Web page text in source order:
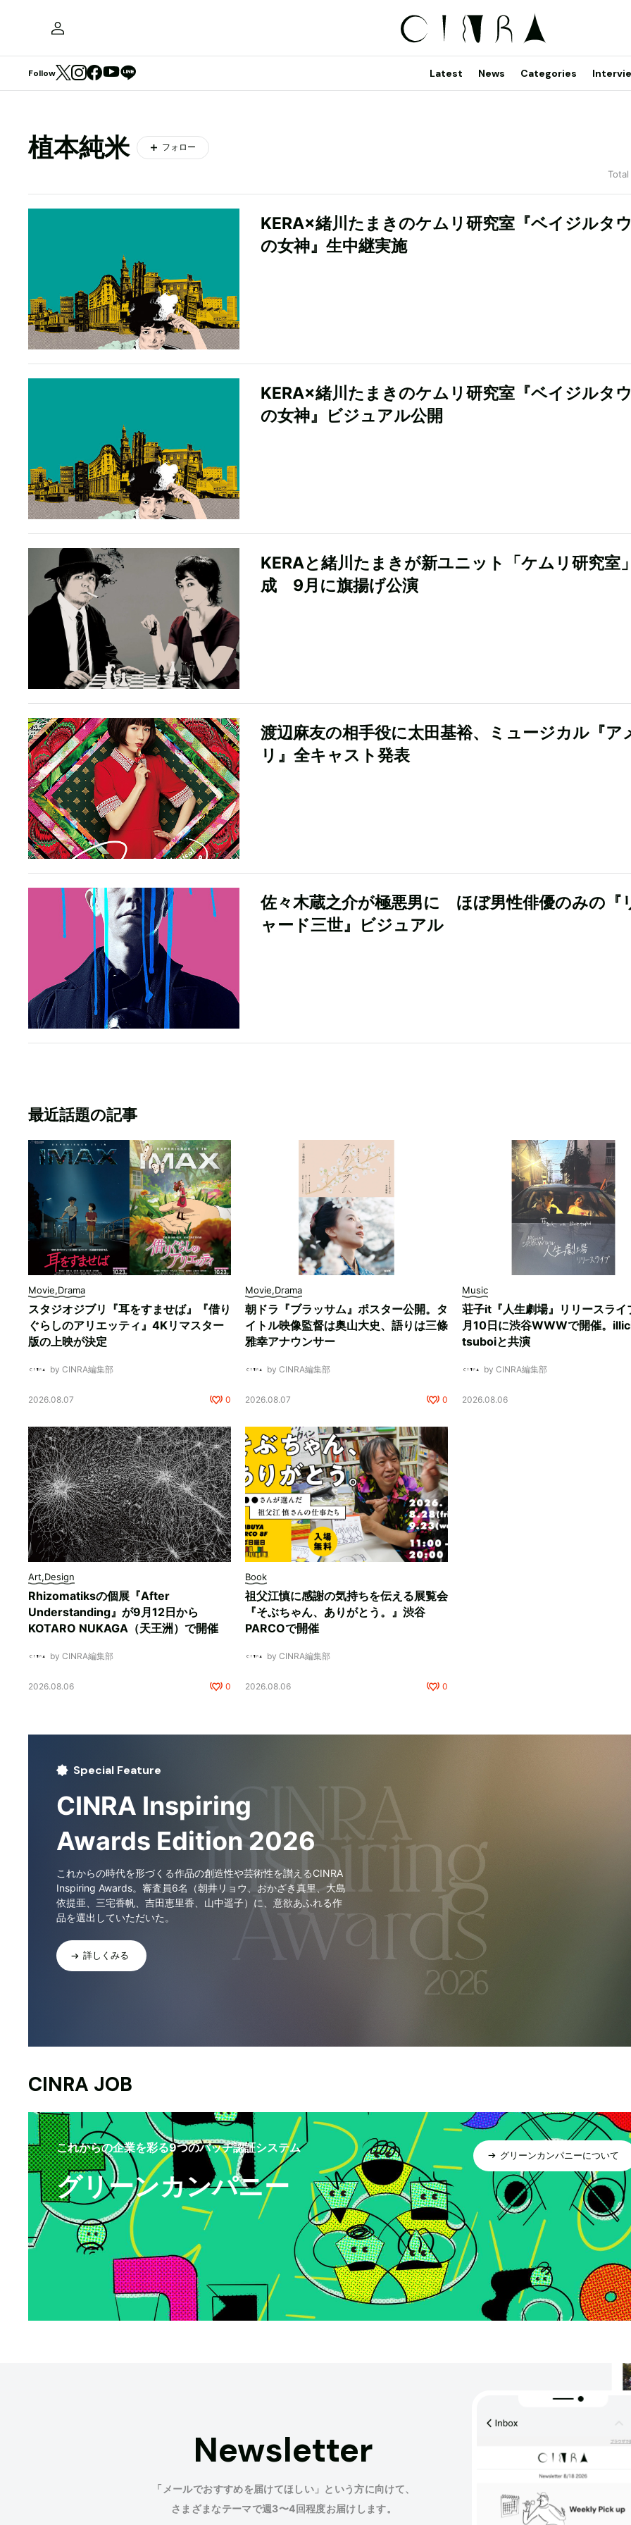
Follow Latest News Categories
植本純米 フォロー
KERA×緒川たまきのケムリ研究室『ベイジルタ
の女神』生中継実施
KERA×緒川たまきのケムリ研究室『ベイジルタ
の女神』ビジュアル公開
KERAと緒川たまきが新ユニット「ケムリ研究室
成 9月に旗揚げ公演
渡辺麻友の相手役に太田基裕、ミュージカル『ア
リ』全キャスト発表
佐々木蔵之介が極悪男に ほぼ男性俳優のみの『
ャード三世』ビジュアル
最近話題の記事
Movie,Drama
スタジオジブリ『耳をすませば』『借り
ぐらしのアリエッティ』4Kリマスター
版の上映が決定
by CINRA編集部
2026.08.07 0
Movie,Drama
朝ドラ『ブラッサム』ポスター公開。タ
イトル映像監督は奥山大史、語りは三條
雅幸アナウンサー
by CINRA編集部
2026.08.07 0
Music
荘子it『人生劇場』リリースライ
月10日に渋谷WWWで開催。
tsuboiと共演
by CINRA編集部
2026.08.06
Art,Design
Rhizomatiksの個展『After
Understanding』が9月12日から
KOTARO NUKAGA（天王洲）で開催
by CINRA編集部
2026.08.06 0
Book
祖父江慎に感謝の気持ちを伝える展覧会
『そぶちゃん、ありがとう。』渋谷
PARCOで開催
by CINRA編集部
2026.08.06 0
Special Feature
CINRA Inspiring
Awards Edition 2026
これからの時代を形づくる作品の創造性や芸術性を讃えるCINRA
Inspiring Awards。審査員6名（朝井リョウ、おかざき真里、大島
依提亜、三宅香帆、吉田恵里香、山中遥子）に、意欲あふれる作
品を選出していただいた。
詳しくみる
CINRA JOB
これからの企業を彩る9つのバッヂ認証システム
グリーンカンパニー
グリーンカンパニーについて
Newsletter
「メールでおすすめを届けてほしい」という方に向けて、
さまざまなテーマで週3〜4回程度お届けします。